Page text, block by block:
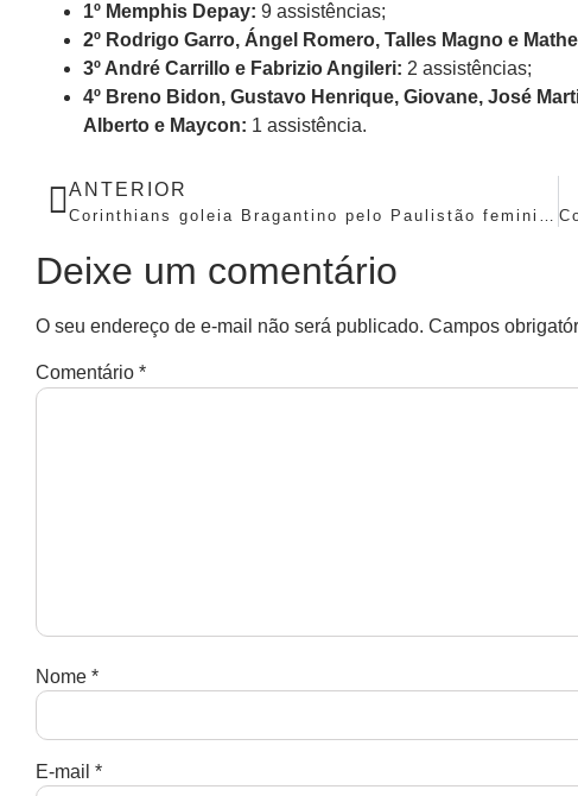
1º Memphis Depay: 9 assistências;
2º Rodrigo Garro, Ángel Romero, Talles Magno e
3º André Carrillo e Fabrizio Angileri: 2 assistências;
4º Breno Bidon, Gustavo Henrique, Giovane, José
Alberto e Maycon: 1 assistência.
ANTERIOR
Corinthians goleia Bragantino pelo Paulistão feminino
Deixe um comentário
O seu endereço de e-mail não será publicado. Campos
Comentário *
Nome *
E-mail *